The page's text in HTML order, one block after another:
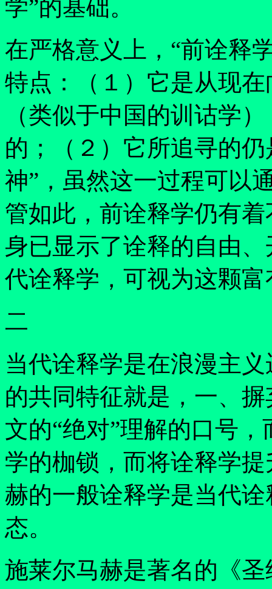
学”的基础。
在严格意义上， “前诠释
特点：（１）它是从现
（类似于中国的训诂学
的；（２）它所追寻的仍
神” ，虽然这一过程可以
管如此，前诠释学仍有
身已显示了诠释的自由
代诠释学，可视为这颗
二
当代诠释学是在浪漫主
的共同特征就是，一、
文的“绝对”理解的口号，
学的枷锁，而将诠释学
赫的一般诠释学是当代
态。
施莱尔马赫是著名的《